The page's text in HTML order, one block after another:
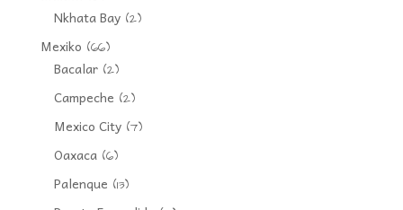
Nkhata Bay(2)
Mexiko (66)
Bacalar(2)
Campeche (2)
Mexico City(7)
Oaxaca(6)
Palenque (13)